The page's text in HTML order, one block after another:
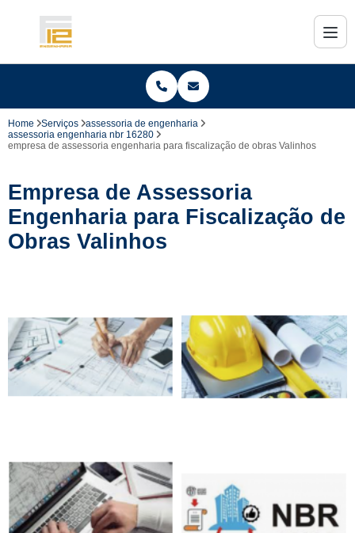
Home Serviços
assessoria de engenharia
assessoria engenharia nbr 16280
empresa de assessoria engenharia para fiscalização de obras Valinhos
Empresa de Assessoria
Engenharia para Fiscalização de
Obras Valinhos